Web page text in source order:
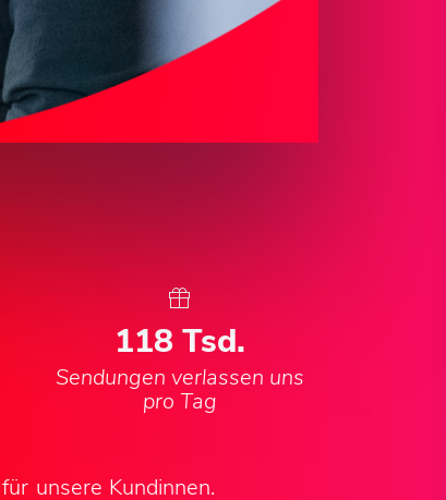
128 Tsd.
Sendungen verlassen uns
pro Tag
unsere Kundinnen.